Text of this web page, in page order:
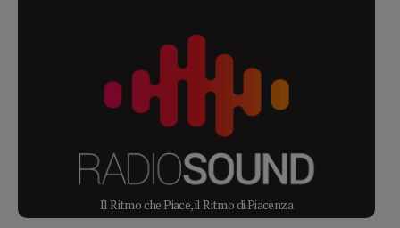
Il Ritmo che Piace, il Ritmo di Piacenza